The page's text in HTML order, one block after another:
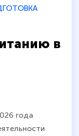
в
года